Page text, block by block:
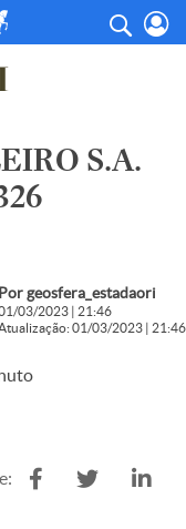
S.A.
Por geosfera_estadaori
03/2023 | 21:46
01/03/2023 | 21:46